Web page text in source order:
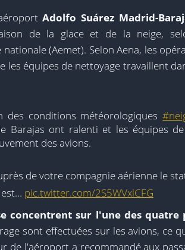
Adolfo Suárez Madrid-
de la glace et de la neige,
(Aemet). Selon Aena, les
les équipes de nettoyage travaillent
des conditions météorologiques
Barajas ont ralenti et les équipes
des avions.
de votre compagnie aérienne le
pic.twitter.com/2S5WVxlCFG
28 janvier 2026
concentrent sur l'une des quatre
sont effectuées sur les avions, ce
de l'aéroport a recommandé aux